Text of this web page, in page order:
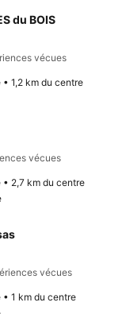
du BOIS
vécues
1,2 km du centre
vécues
2,7 km du centre
vécues
1 km du centre